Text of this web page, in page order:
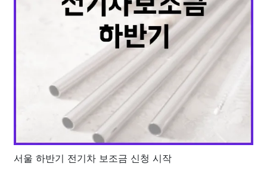
서울 하반기 전기차 보조금 신청 시작